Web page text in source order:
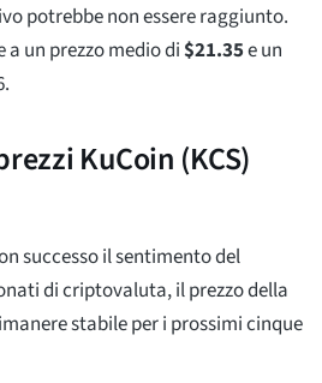
potrebbe non essere raggiunto.
a un prezzo medio di$21.35e un
KuCoin (KCS)
successo il sentimento del
di criptovaluta, il prezzo della
stabile per i prossimi cinque